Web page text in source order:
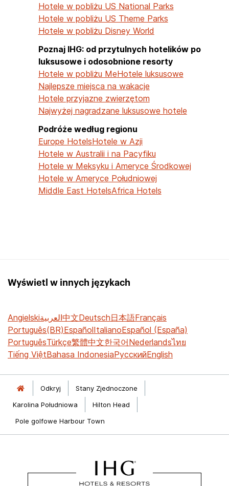
Hotele w pobliżu US National Parks
Hotele w pobliżu US Theme Parks
Hotele w pobliżu Disney World
Poznaj IHG: od przytulnych hotelików po
luksusowe i odosobnione resorty
Hotele w pobliżu MeHotele luksusowe
Najlepsze miejsca na wakacje
Hotele przyjazne zwierzętom
Najwyżej nagradzane luksusowe hotele
Podróże według regionu
Europe HotelsHotele w Azji
Hotele w Australii i na Pacyfiku
Hotele w Meksyku i Ameryce Środkowej
Hotele w Ameryce Południowej
Middle East HotelsAfrica Hotels
Wyświetl w innych językach
Angielskiالعربية中文Deutsch日本語Français
Português(BR)EspañolItalianoEspañol (España)
PortuguêsTürkçe繁體中文한국어Nederlandsไทย
Tiếng ViệtBahasa IndonesiaРусскийEnglish
Odkryj
Stany Zjednoczone
Karolina Południowa
Hilton Head
Pole golfowe Harbour Town